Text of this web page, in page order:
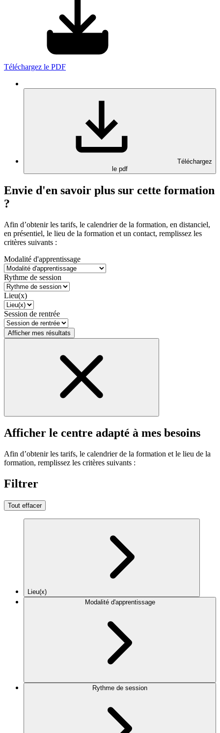
Téléchargez le PDF
Téléchargez
le pdf
Envie d'en savoir plus sur cette formation
?
Afin d’obtenir les tarifs, le calendrier de la formation, en distanciel,
en présentiel, le lieu de la formation et un contact, remplissez les
critères suivants :
Modalité d'apprentissage
Rythme de session
Lieu(x)
Session de rentrée
Afficher mes résultats
Afficher le centre adapté à mes besoins
Afin d’obtenir les tarifs, le calendrier de la formation et le lieu de la
formation, remplissez les critères suivants :
Filtrer
Tout effacer
Lieu(x)
Modalité d'apprentissage
Rythme de session